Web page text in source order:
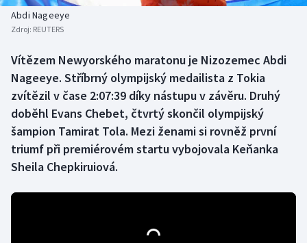
Boby a skeleton
Box
Curling
Florbal
AZ kvíz
Abdi Nageeye
Zdroj: REUTERS
Vítězem Newyorského maratonu je Nizozemec Abdi
Nageeye. Stříbrný olympijský medailista z Tokia
zvítězil v čase 2:07:39 díky nástupu v závěru. Druhý
doběhl Evans Chebet, čtvrtý skončil olympijský
šampion Tamirat Tola. Mezi ženami si rovněž první
triumf při premiérovém startu vybojovala Keňanka
Sheila Chepkiruiová.